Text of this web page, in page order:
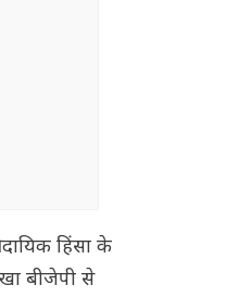
हिंसा के
बीजेपी से